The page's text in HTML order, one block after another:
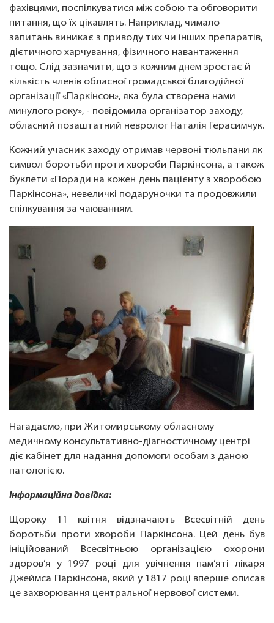
фахівцями, поспілкуватися між собою та обговорити
питання, що їх цікавлять. Наприклад, чимало
запитань виникає з приводу тих чи інших препаратів,
дієтичного харчування, фізичного навантаження
тощо. Слід зазначити, що з кожним днем зростає й
кількість членів обласної громадської благодійної
організації «Паркінсон», яка була створена нами
минулого року», - повідомила організатор заходу,
обласний позаштатний невролог Наталія Герасимчук.
Кожний учасник заходу отримав червоні тюльпани як
символ боротьби проти хвороби Паркінсона, а також
буклети «Поради на кожен день пацієнту з хворобою
Паркінсона», невеличкі подаруночки та продовжили
спілкування за чаюванням.
Нагадаємо, при Житомирському обласному
медичному консультативно-діагностичному центрі
діє кабінет для надання допомоги особам з даною
патологією.
Інформаційна довідка:
Щороку 11 квітня відзначають Всесвітній день
боротьби проти хвороби Паркінсона. Цей день був
ініційований Всесвітньою організацією охорони
здоров’я у 1997 році для увічнення пам’яті лікаря
Джеймса Паркінсона, який у 1817 році вперше описав
це захворювання центральної нервової системи.